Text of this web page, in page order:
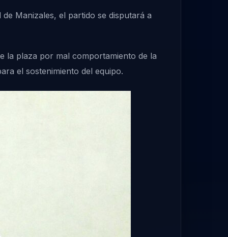
Manizales, el partido se disputará a
la plaza por mal comportamiento de la
el sostenimiento del equipo.